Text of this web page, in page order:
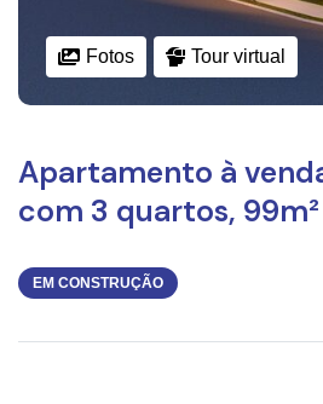
Fotos Tour virtual
Apartamento à
com 3 quartos, 99m²
EM CONSTRUÇÃO